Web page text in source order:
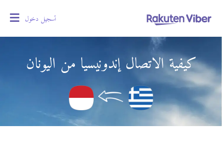
تسجيل دخول
كيفية الاتصال إندونيسيا من اليونان